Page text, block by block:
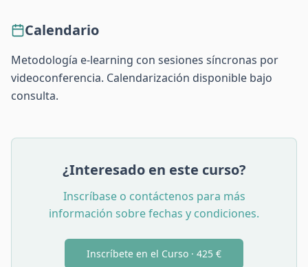
Calendario
Metodología e-learning con sesiones síncronas por
videoconferencia. Calendarización disponible bajo
consulta.
¿Interesado en este curso?
Inscríbase o contáctenos para más
información sobre fechas y condiciones.
Inscríbete en el Curso · 425 €